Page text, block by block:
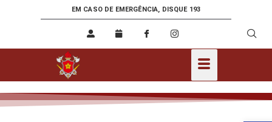
EM CASO DE EMERGÊNCIA, DISQUE 193